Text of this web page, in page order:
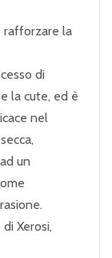
rafforzare la
di
la cute, ed è
nel
un
Xerosi,